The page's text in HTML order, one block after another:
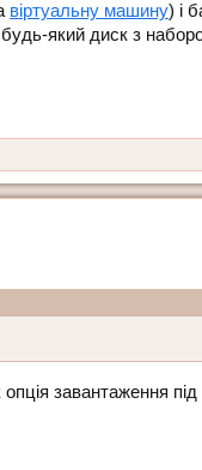
віртуальну машину) і
який диск з
завантаження